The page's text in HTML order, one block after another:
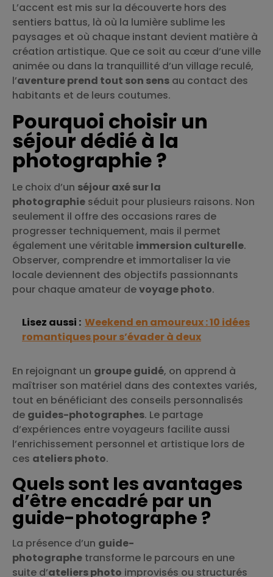
L’accent est mis sur la découverte hors des
sentiers battus, là où la lumière sublime les
paysages et où chaque instant devient matière à
création artistique. Que ce soit au cœur d’une ville
animée ou dans la tranquillité d’un village reculé,
l’aventure prend tout son sens au contact des
habitants et de leurs coutumes.
Pourquoi choisir un
séjour dédié à la
photographie ?
Le choix d’un séjour axé sur la
photographie séduit pour plusieurs raisons. Non
seulement il offre des occasions rares de
progresser techniquement, mais il permet
également une véritable immersion culturelle.
Observer, comprendre et immortaliser la vie
locale deviennent des objectifs passionnants
pour chaque amateur devoyage photo.
Lisez aussi : Weekend en amoureux : 10 idées
romantiques pour s’évader à deux
En rejoignant un groupe guidé, on apprend à
maîtriser son matériel dans des contextes variés,
tout en bénéficiant des conseils personnalisés
de guides-photographes. Le partage
d’expériences entre voyageurs facilite aussi
l’enrichissement personnel et artistique lors de
ces ateliers photo.
Quels sont les avantages
d’être encadré par un
guide-photographe ?
La présence d’un guide-
photographe transforme le parcours en une
suite d’ateliers photo improvisés ou structurés